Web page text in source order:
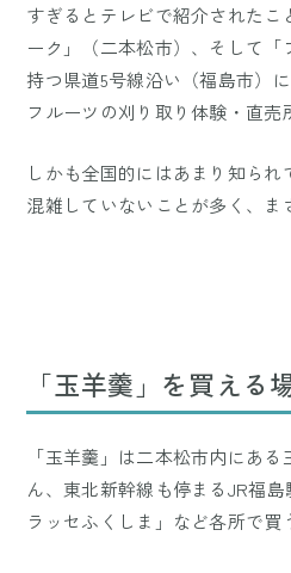
すぎるとテレビで紹介されたこ
ーク」（二本松市）、そして「
持つ県道5号線沿い（福島市）
フルーツの刈り取り体験・直売
しかも全国的にはあまり知ら
混雑していないことが多く、ま
「玉羊羹」を買える
「玉羊羹」は二本松市内にあ
ん、東北新幹線も停まるJR福
ラッセふくしま」など各所で買